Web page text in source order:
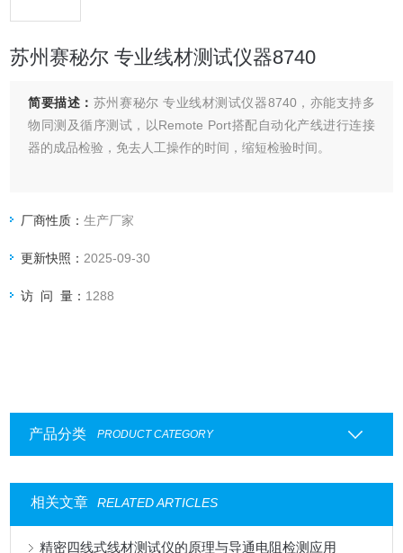
苏州赛秘尔 专业线材测试仪器8740
简要描述： 苏州赛秘尔 专业线材测试仪器8740，亦能支持多
物同测及循序测试，以Remote Port搭配自动化产线进行连接
器的成品检验，免去人工操作的时间，缩短检验时间。
厂商性质：生产厂家
更新快照： 2025-09-30
访 问 量： 1288
产品分类 PRODUCT CATEGORY
相关文章 RELATED ARTICLES
精密四线式线材测试仪的原理与导通电阻检测应用